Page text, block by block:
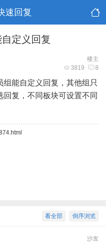
速回复
定义回复
楼主
3819 8
能自定义回复，其他组只
复，不同板块可设置不同
倒序浏览
看全部
沙发